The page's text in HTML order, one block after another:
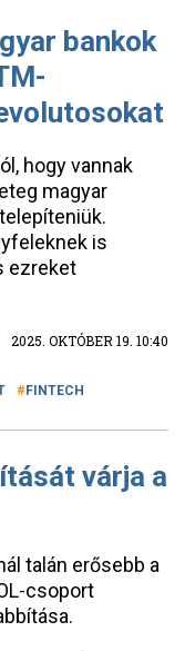
bankok
hogy vannak
magyar
is
ezreket
2025. OKTÓBER 19. 10:40
FINTECH
várja a
talán erősebb a
csoport